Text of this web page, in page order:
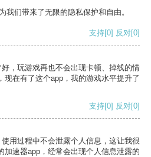
我们带来了无限的隐私保护和自由。
支持[0] 反对[0]
，玩游戏再也不会出现卡顿、掉线的情
现在有了这个app，我的游戏水平提升了
支持[0] 反对[0]
用过程中不会泄露个人信息，这让我很
加速器app，经常会出现个人信息泄露的